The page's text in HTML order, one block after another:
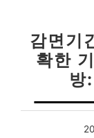
감면기
확한
방